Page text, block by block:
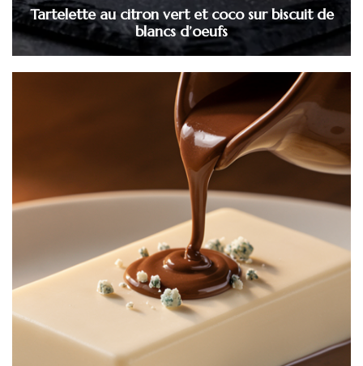
Tartelette au citron vert et coco sur biscuit de
blancs d’oeufs